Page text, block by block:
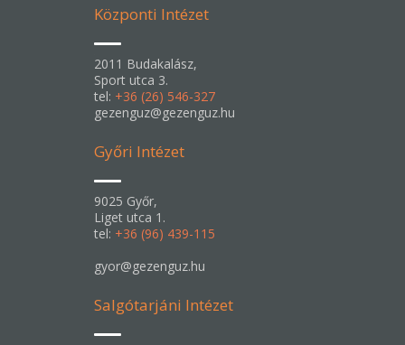
Központi Intézet
2011 Budakalász,
Sport utca 3.
tel: +36 (26) 546-327
gezenguz@gezenguz.hu
Győri Intézet
9025 Győr,
Liget utca 1.
tel: +36 (96) 439-115
gyor@gezenguz.hu
Salgótarjáni Intézet